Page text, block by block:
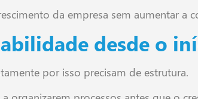
da empresa sem aumentar a
desde o
por isso precisam de estrutura.